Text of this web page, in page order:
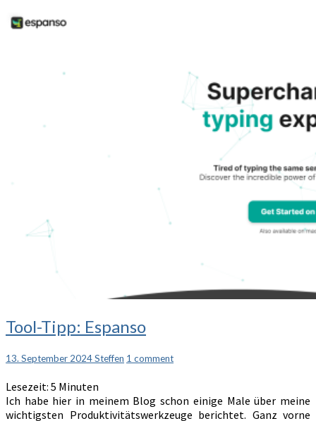
Tool-
Tipp:
Tool-Tipp: Espanso
13. September 2024Steffen Comments
1 comment
Lesezeit: 5 Minuten
Ich habe hier in meinem Blog schon einige Male über meine
wichtigsten Produktivitätswerkzeuge berichtet. Ganz vorne